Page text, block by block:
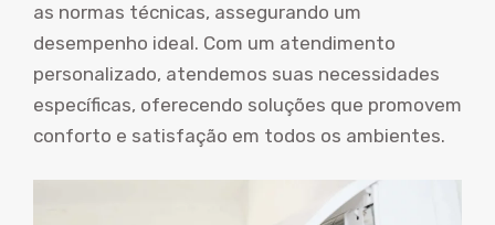
as normas técnicas, assegurando um
desempenho ideal. Com um atendimento
personalizado, atendemos suas necessidades
específicas, oferecendo soluções que promovem
conforto e satisfação em todos os ambientes.